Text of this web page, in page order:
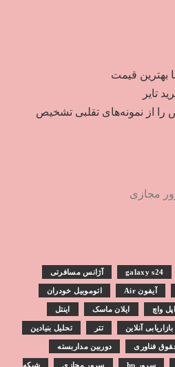
از نمونه‌های تقلبی تشخیص
مجازی
galaxy s24 آژانس مسافرتی
آیفون Air اتوموبیل خودران
اپل واچ ایلان ماسک اینتل
بازاریابی آنلاین تتر تحلیل بنیادین
فناوری دوربین مداربسته
سرور hp سرور مجازی شبکه